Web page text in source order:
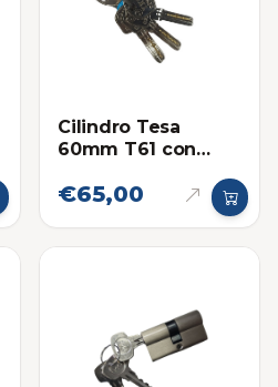
Cilindro Tesa
60mm T61 con
Seguridad
€65,00